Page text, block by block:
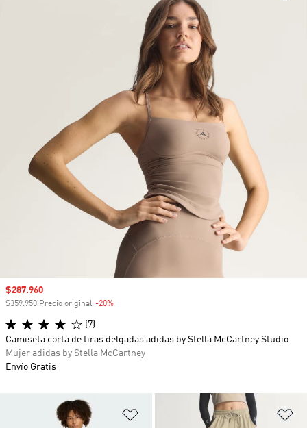
Añadir a la lista de deseos
Precio de venta
$287.960
$359.950 Precio original -20%
(7)
Camiseta corta de tiras delgadas adidas by Stella McCartney Studio
Mujer adidas by Stella McCartney
Envío Gratis